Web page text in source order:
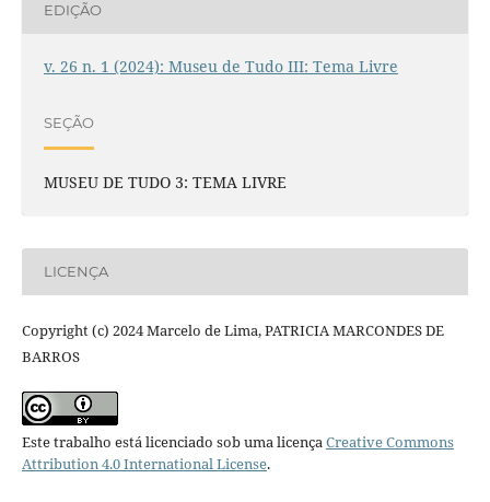
EDIÇÃO
v. 26 n. 1 (2024): Museu de Tudo III: Tema Livre
SEÇÃO
MUSEU DE TUDO 3: TEMA LIVRE
LICENÇA
Copyright (c) 2024 Marcelo de Lima, PATRICIA MARCONDES DE
BARROS
Este trabalho está licenciado sob uma licençaCreative Commons
Attribution 4.0 International License.